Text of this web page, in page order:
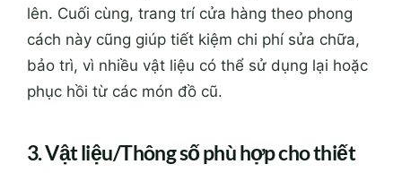
lên. Cuối cùng, trang trí cửa hàng theo phong
cách này cũng giúp tiết kiệm chi phí sửa chữa,
bảo trì, vì nhiều vật liệu có thể sử dụng lại hoặc
phục hồi từ các món đồ cũ.
3. Vật liệu/Thông số phù hợp cho thiết